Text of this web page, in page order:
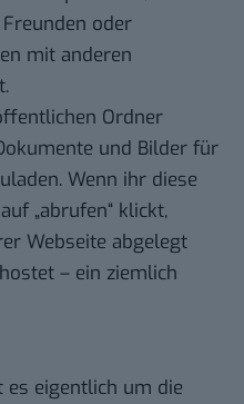
oder
mit anderen
Ordner
und Bilder für
Wenn ihr diese
„abrufen“ klickt,
Webseite abgelegt
– ein ziemlich
es eigentlich um die